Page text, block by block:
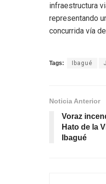
infraestructura
representando
concurrida vía
Tags: Ibagué
Noticia Anterior
Voraz
Hato de la
Ibagué